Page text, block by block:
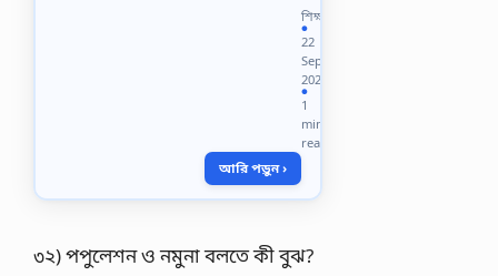
কর্ম
কমিশন
এর
প্রশ্ন
সমাধান
PDF
২০২২,BPSC
এর
প্রোগ্রামার
শিক্ষা
●
22
Sep
2022
●
1
min
read
আরি পড়ুন ›
৩২) পপুলেশন ও নমুনা বলতে কী বুঝ?